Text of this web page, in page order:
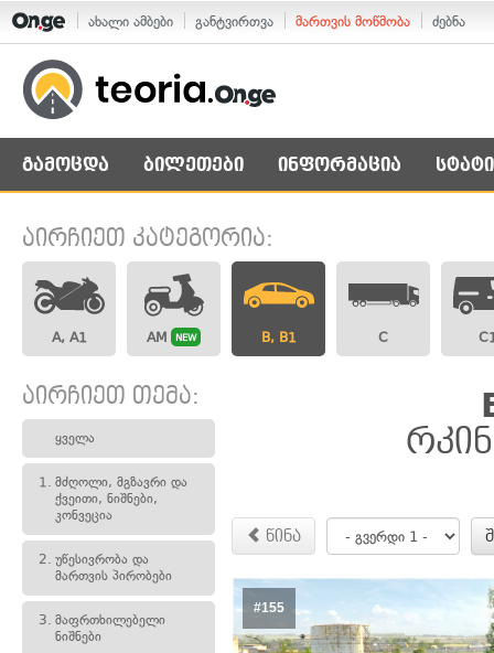
ახალი ამბები განტვირთვა მართვის მოწმობა ძებნა
გამოცდა ბილეთები ინფორმაცია
აირჩიეთ კატეგორია:
A, A1 AM NEW B, B1 C
აირჩიეთ თემა:
ყველა
1. მძღოლი, მგზავრი და
ქვეითი, ნიშნები,
კონვეცია
2. უწესივრობა და
მართვის პირობები
3. მაფრთხილებელი
ნიშნები
წინა
#155